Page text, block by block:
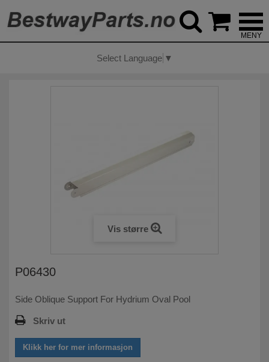
Select Language ▼
Vis større
P06430
Side Oblique Support For Hydrium Oval Pool
Skriv ut
Klikk her for mer informasjon
 